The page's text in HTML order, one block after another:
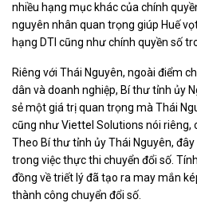
nhiều hạng mục khác của chính
nguyên nhân quan trọng giúp Huế
hạng DTI cũng như chính quyền số
Riêng với Thái Nguyên, ngoài điểm
dân và doanh nghiệp, Bí thư tỉnh ủy
sẻ một giá trị quan trọng mà Thái
cũng như Viettel Solutions nói riêng,
Theo Bí thư tỉnh ủy Thái Nguyên,
trong việc thực thi chuyển đổi số.
đồng về triết lý đã tạo ra may mắn
thành công chuyển đổi số.